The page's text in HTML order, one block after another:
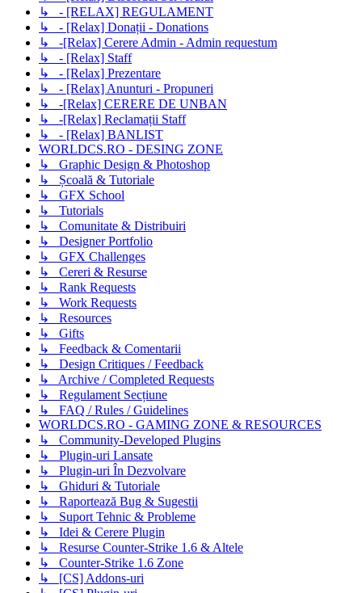
↳ - [RELAX] REGULAMENT
↳ - [Relax] Donații - Donations
↳ -[Relax] Cerere Admin - Admin requestum
↳ - [Relax] Staff
↳ - [Relax] Prezentare
↳ - [Relax] Anunturi - Propuneri
↳ -[Relax] CERERE DE UNBAN
↳ -[Relax] Reclamații Staff
↳ - [Relax] BANLIST
WORLDCS.RO - DESING ZONE
↳ Graphic Design & Photoshop
↳ Școală & Tutoriale
↳ GFX School
↳ Tutorials
↳ Comunitate & Distribuiri
↳ Designer Portfolio
↳ GFX Challenges
↳ Cereri & Resurse
↳ Rank Requests
↳ Work Requests
↳ Resources
↳ Gifts
↳ Feedback & Comentarii
↳ Design Critiques / Feedback
↳ Archive / Completed Requests
↳ Regulament Secțiune
↳ FAQ / Rules / Guidelines
WORLDCS.RO - GAMING ZONE & RESOURCES
↳ Community-Developed Plugins
↳ Plugin-uri Lansate
↳ Plugin-uri În Dezvolvare
↳ Ghiduri & Tutoriale
↳ Raportează Bug & Sugestii
↳ Suport Tehnic & Probleme
↳ Idei & Cerere Plugin
↳ Resurse Counter-Strike 1.6 & Altele
↳ Counter-Strike 1.6 Zone
↳ [CS] Addons-uri